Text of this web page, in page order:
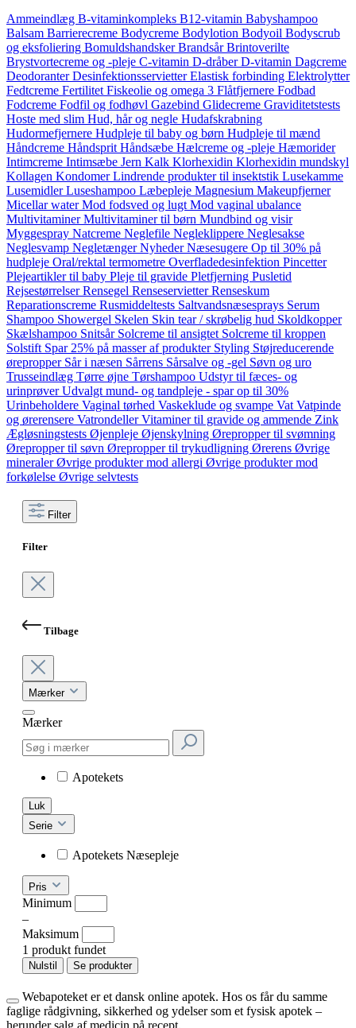
Ammeindlæg B-vitaminkompleks B12-vitamin Babyshampoo
Balsam Barrierecreme Bodycreme Bodylotion Bodyoil Bodyscrub
og eksfoliering BomuldshandskerBrandsårBrintoverilte
Brystvortecreme og -pleje C-vitamin D-dråberD-vitamin Dagcreme
DeodoranterDesinfektionsservietterElastisk forbinding Elektrolytter
Fedtcreme Fertilitet Fiskeolie og omega 3 Flåtfjernere Fodbad
Fodcreme Fodfil og fodhøvl Gazebind Glidecreme Graviditetstests
Hoste med slim Hud, hår og negle Hudafskrabning
Hudormefjernere Hudpleje til baby og børn Hudpleje til mænd
Håndcreme Håndsprit Håndsæbe Hælcreme og -pleje Hæmorider
Intimcreme Intimsæbe Jern Kalk Klorhexidin Klorhexidin mundskyl
Kollagen KondomerLindrende produkter til insektstik Lusekamme
LusemidlerLuseshampoo Læbepleje Magnesium Makeupfjerner
Micellar waterMod fodsved og lugt Mod vaginal ubalance
MultivitaminerMultivitaminer til børn Mundbind og visir
Myggespray Natcreme Neglefile Negleklippere Neglesakse
Neglesvamp NegletængerNyhederNæsesugere Op til 30% på
hudpleje Oral/rektal termometre Overfladedesinfektion Pincetter
Plejeartikler til baby Pleje til gravide Pletfjerning Pusletid
RejsestørrelserRensegel RenseservietterRenseskum
Reparationscreme Rusmiddeltests Saltvandsnæsesprays Serum
Shampoo Showergel Skelen Skin tear / skrøbelig hud Skoldkopper
Skælshampoo Snitsår Solcreme til ansigtet Solcreme til kroppen
Solstift Spar 25% på masser af produkter Styling Støjreducerende
ørepropper Sår i næsen Sårrens Sårsalve og -gel Søvn og uro
Trusseindlæg Tørre øjne Tørshampoo Udstyr til fæces- og
urinprøverUdvalgt mund- og tandpleje - spar op til 30%
Urinbeholdere Vaginal tørhed Vaskeklude og svampe Vat Vatpinde
og ørerensere VatrondellerVitaminer til gravide og ammende Zink
Ægløsningstests Øjenpleje Øjenskylning Ørepropper til svømning
Ørepropper til søvn Ørepropper til trykudligning Ørerens Øvrige
mineralerØvrige produkter mod allergi Øvrige produkter mod
forkølelse Øvrige selvtests
Filter
Filter
Tilbage
Mærker
Mærker
Apotekets
Luk
Serie
Apotekets Næsepleje
Pris
Minimum
–
Maksimum
1 produkt fundet
Nulstil Se produkter
Webapoteket er et dansk online apotek. Hos os får du samme
faglige rådgivning, sikkerhed og ydelser som et fysisk apotek –
herunder salg af medicin på recept.